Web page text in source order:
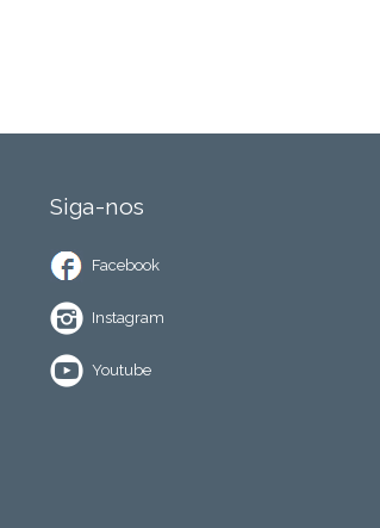
Siga-nos
Facebook
Instagram
Youtube